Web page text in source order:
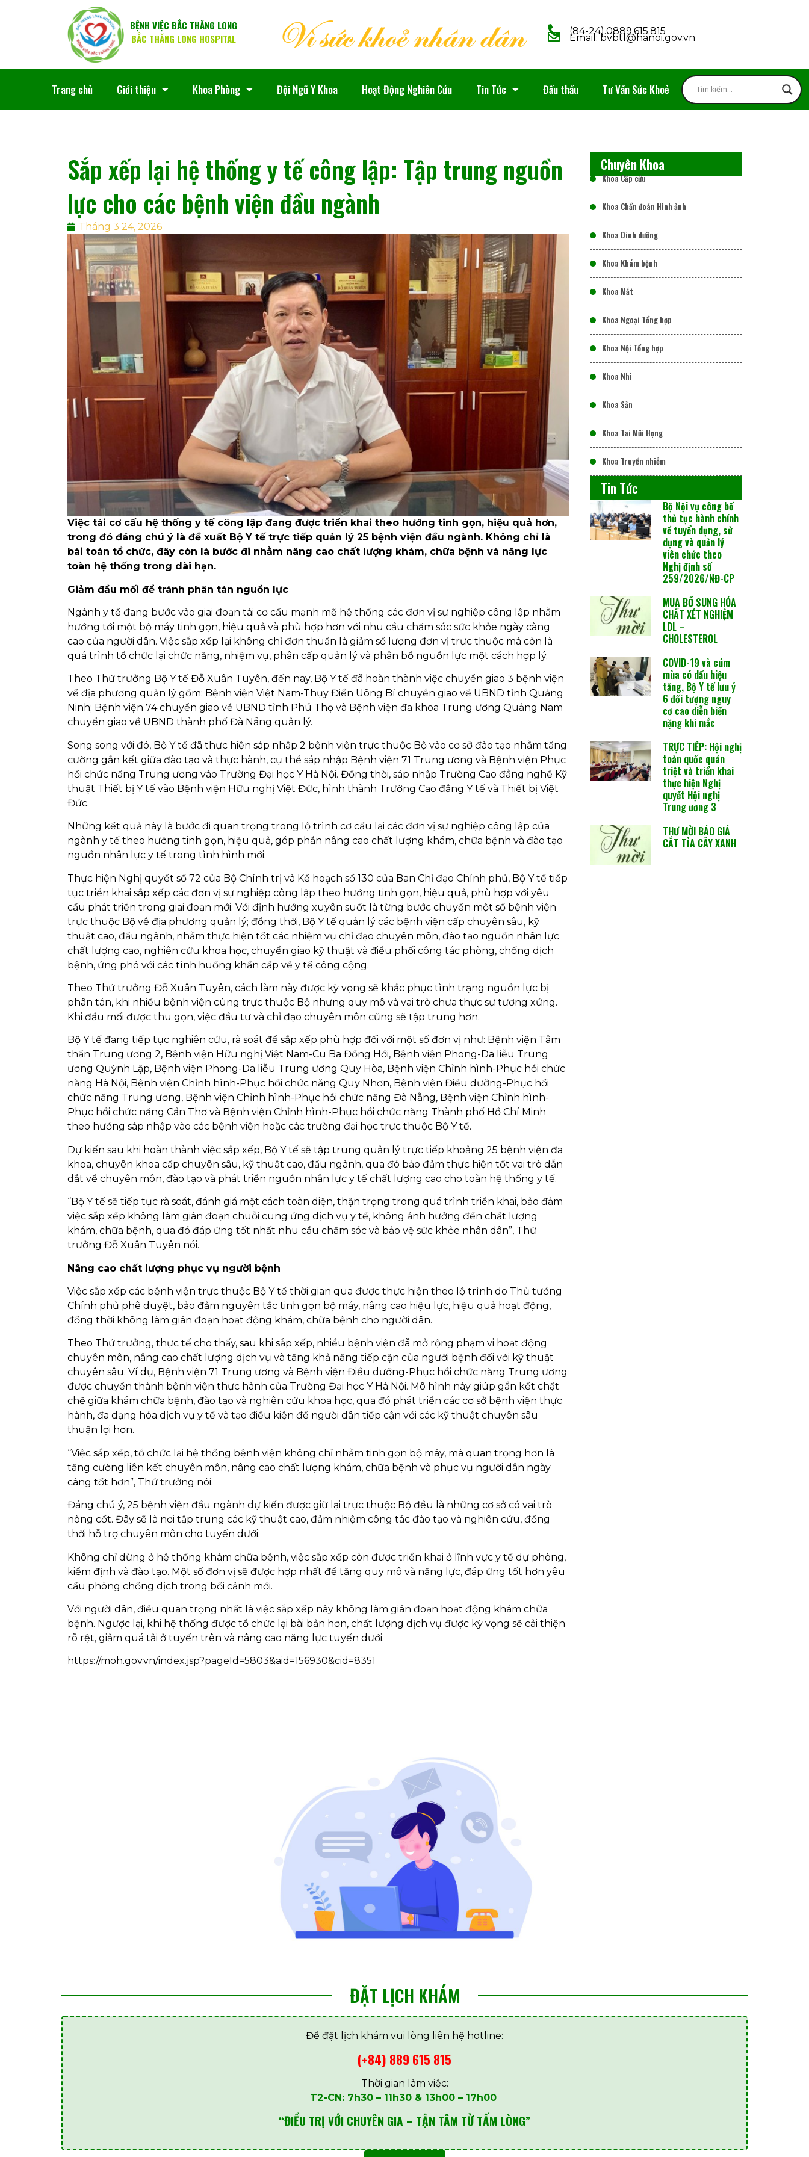
BỆNH VIỆC BẮC THĂNG LONG
BẮC THĂNG LONG HOSPITAL
(84-24).0889.615.815
Email: bvbtl@hanoi.gov.vn
Trang chủ Giới thiệu Khoa Phòng Đội Ngũ Y Khoa Hoạt Động Nghiên Cứu Tin Tức Đấu thầu Tư Vấn Sức Khoẻ
Sắp xếp lại hệ thống y tế công lập: Tập trung nguồn
lực cho các bệnh viện đầu ngành
Tháng 3 24, 2026
Việc tái cơ cấu hệ thống y tế công lập đang được triển khai theo hướng tinh gọn, hiệu quả hơn,
trong đó đáng chú ý là đề xuất Bộ Y tế trực tiếp quản lý 25 bệnh viện đầu ngành. Không chỉ là
bài toán tổ chức, đây còn là bước đi nhằm nâng cao chất lượng khám, chữa bệnh và năng lực
toàn hệ thống trong dài hạn.
Giảm đầu mối để tránh phân tán nguồn lực
Ngành y tế đang bước vào giai đoạn tái cơ cấu mạnh mẽ hệ thống các đơn vị sự nghiệp công lập nhằm
hướng tới một bộ máy tinh gọn, hiệu quả và phù hợp hơn với nhu cầu chăm sóc sức khỏe ngày càng
cao của người dân. Việc sắp xếp lại không chỉ đơn thuần là giảm số lượng đơn vị trực thuộc mà còn là
quá trình tổ chức lại chức năng, nhiệm vụ, phân cấp quản lý và phân bổ nguồn lực một cách hợp lý.
Theo Thứ trưởng Bộ Y tế Đỗ Xuân Tuyên, đến nay, Bộ Y tế đã hoàn thành việc chuyển giao 3 bệnh viện
về địa phương quản lý gồm: Bệnh viện Việt Nam-Thụy Điển Uông Bí chuyển giao về UBND tỉnh Quảng
Ninh; Bệnh viện 74 chuyển giao về UBND tỉnh Phú Thọ và Bệnh viện đa khoa Trung ương Quảng Nam
chuyển giao về UBND thành phố Đà Nẵng quản lý.
Song song với đó, Bộ Y tế đã thực hiện sáp nhập 2 bệnh viện trực thuộc Bộ vào cơ sở đào tạo nhằm tăng
cường gắn kết giữa đào tạo và thực hành, cụ thể sáp nhập Bệnh viện 71 Trung ương và Bệnh viện Phục
hồi chức năng Trung ương vào Trường Đại học Y Hà Nội. Đồng thời, sáp nhập Trường Cao đẳng nghề Kỹ
thuật Thiết bị Y tế vào Bệnh viện Hữu nghị Việt Đức, hình thành Trường Cao đẳng Y tế và Thiết bị Việt
Đức.
Những kết quả này là bước đi quan trọng trong lộ trình cơ cấu lại các đơn vị sự nghiệp công lập của
ngành y tế theo hướng tinh gọn, hiệu quả, góp phần nâng cao chất lượng khám, chữa bệnh và đào tạo
nguồn nhân lực y tế trong tình hình mới.
Thực hiện Nghị quyết số 72 của Bộ Chính trị và Kế hoạch số 130 của Ban Chỉ đạo Chính phủ, Bộ Y tế tiếp
tục triển khai sắp xếp các đơn vị sự nghiệp công lập theo hướng tinh gọn, hiệu quả, phù hợp với yêu
cầu phát triển trong giai đoạn mới. Với định hướng xuyên suốt là từng bước chuyển một số bệnh viện
trực thuộc Bộ về địa phương quản lý; đồng thời, Bộ Y tế quản lý các bệnh viện cấp chuyên sâu, kỹ
thuật cao, đầu ngành, nhằm thực hiện tốt các nhiệm vụ chỉ đạo chuyên môn, đào tạo nguồn nhân lực
chất lượng cao, nghiên cứu khoa học, chuyển giao kỹ thuật và điều phối công tác phòng, chống dịch
bệnh, ứng phó với các tình huống khẩn cấp về y tế công cộng.
Theo Thứ trưởng Đỗ Xuân Tuyên, cách làm này được kỳ vọng sẽ khắc phục tình trạng nguồn lực bị
phân tán, khi nhiều bệnh viện cùng trực thuộc Bộ nhưng quy mô và vai trò chưa thực sự tương xứng.
Khi đầu mối được thu gọn, việc đầu tư và chỉ đạo chuyên môn cũng sẽ tập trung hơn.
Bộ Y tế đang tiếp tục nghiên cứu, rà soát để sắp xếp phù hợp đối với một số đơn vị như: Bệnh viện Tâm
thần Trung ương 2, Bệnh viện Hữu nghị Việt Nam-Cu Ba Đồng Hới, Bệnh viện Phong-Da liễu Trung
ương Quỳnh Lập, Bệnh viện Phong-Da liễu Trung ương Quy Hòa, Bệnh viện Chỉnh hình-Phục hồi chức
năng Hà Nội, Bệnh viện Chỉnh hình-Phục hồi chức năng Quy Nhơn, Bệnh viện Điều dưỡng-Phục hồi
chức năng Trung ương, Bệnh viện Chỉnh hình-Phục hồi chức năng Đà Nẵng, Bệnh viện Chỉnh hình-
Phục hồi chức năng Cần Thơ và Bệnh viện Chỉnh hình-Phục hồi chức năng Thành phố Hồ Chí Minh
theo hướng sáp nhập vào các bệnh viện hoặc các trường đại học trực thuộc Bộ Y tế.
Dự kiến sau khi hoàn thành việc sắp xếp, Bộ Y tế sẽ tập trung quản lý trực tiếp khoảng 25 bệnh viện đa
khoa, chuyên khoa cấp chuyên sâu, kỹ thuật cao, đầu ngành, qua đó bảo đảm thực hiện tốt vai trò dẫn
dắt về chuyên môn, đào tạo và phát triển nguồn nhân lực y tế chất lượng cao cho toàn hệ thống y tế.
“Bộ Y tế sẽ tiếp tục rà soát, đánh giá một cách toàn diện, thận trọng trong quá trình triển khai, bảo đảm
việc sắp xếp không làm gián đoạn chuỗi cung ứng dịch vụ y tế, không ảnh hưởng đến chất lượng
khám, chữa bệnh, qua đó đáp ứng tốt nhất nhu cầu chăm sóc và bảo vệ sức khỏe nhân dân”, Thứ
trưởng Đỗ Xuân Tuyên nói.
Nâng cao chất lượng phục vụ người bệnh
Việc sắp xếp các bệnh viện trực thuộc Bộ Y tế thời gian qua được thực hiện theo lộ trình do Thủ tướng
Chính phủ phê duyệt, bảo đảm nguyên tắc tinh gọn bộ máy, nâng cao hiệu lực, hiệu quả hoạt động,
đồng thời không làm gián đoạn hoạt động khám, chữa bệnh cho người dân.
Theo Thứ trưởng, thực tế cho thấy, sau khi sắp xếp, nhiều bệnh viện đã mở rộng phạm vi hoạt động
chuyên môn, nâng cao chất lượng dịch vụ và tăng khả năng tiếp cận của người bệnh đối với kỹ thuật
chuyên sâu. Ví dụ, Bệnh viện 71 Trung ương và Bệnh viện Điều dưỡng-Phục hồi chức năng Trung ương
được chuyển thành bệnh viện thực hành của Trường Đại học Y Hà Nội. Mô hình này giúp gắn kết chặt
chẽ giữa khám chữa bệnh, đào tạo và nghiên cứu khoa học, qua đó phát triển các cơ sở bệnh viện thực
hành, đa dạng hóa dịch vụ y tế và tạo điều kiện để người dân tiếp cận với các kỹ thuật chuyên sâu
thuận lợi hơn.
“Việc sắp xếp, tổ chức lại hệ thống bệnh viện không chỉ nhằm tinh gọn bộ máy, mà quan trọng hơn là
tăng cường liên kết chuyên môn, nâng cao chất lượng khám, chữa bệnh và phục vụ người dân ngày
càng tốt hơn”, Thứ trưởng nói.
Đáng chú ý, 25 bệnh viện đầu ngành dự kiến được giữ lại trực thuộc Bộ đều là những cơ sở có vai trò
nòng cốt. Đây sẽ là nơi tập trung các kỹ thuật cao, đảm nhiệm công tác đào tạo và nghiên cứu, đồng
thời hỗ trợ chuyên môn cho tuyến dưới.
Không chỉ dừng ở hệ thống khám chữa bệnh, việc sắp xếp còn được triển khai ở lĩnh vực y tế dự phòng,
kiểm định và đào tạo. Một số đơn vị sẽ được hợp nhất để tăng quy mô và năng lực, đáp ứng tốt hơn yêu
cầu phòng chống dịch trong bối cảnh mới.
Với người dân, điều quan trọng nhất là việc sắp xếp này không làm gián đoạn hoạt động khám chữa
bệnh. Ngược lại, khi hệ thống được tổ chức lại bài bản hơn, chất lượng dịch vụ được kỳ vọng sẽ cải thiện
rõ rệt, giảm quá tải ở tuyến trên và nâng cao năng lực tuyến dưới.
https://moh.gov.vn/index.jsp?pageId=5803&aid=156930&cid=8351
Chuyên Khoa
Khoa Cấp cứu
Khoa Chẩn đoán Hình ảnh
Khoa Dinh dưỡng
Khoa Khám bệnh
Khoa Mắt
Khoa Ngoại Tổng hợp
Khoa Nội Tổng hợp
Khoa Nhi
Khoa Sản
Khoa Tai Mũi Họng
Khoa Truyền nhiễm
Tin Tức
Bộ Nội vụ công bố
thủ tục hành chính
về tuyển dụng, sử
dụng và quản lý
viên chức theo
Nghị định số
259/2026/NĐ-CP
MUA BỔ SUNG HÓA
CHẤT XÉT NGHIỆM
LDL –
CHOLESTEROL
COVID-19 và cúm
mùa có dấu hiệu
tăng, Bộ Y tế lưu ý
6 đối tượng nguy
cơ cao diễn biến
nặng khi mắc
TRỰC TIẾP: Hội nghị
toàn quốc quán
triệt và triển khai
thực hiện Nghị
quyết Hội nghị
Trung ương 3
THƯ MỜI BÁO GIÁ
CẮT TỈA CÂY XANH
ĐẶT LỊCH KHÁM
Để đặt lịch khám vui lòng liên hệ hotline:
(+84) 889 615 815
Thời gian làm việc:
T2-CN: 7h30 – 11h30 & 13h00 – 17h00
“ĐIỀU TRỊ VỚI CHUYÊN GIA – TẬN TÂM TỪ TẤM LÒNG”